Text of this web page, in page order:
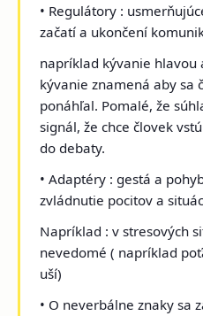
• Regulátory :
začatí a ukončení
napríklad kývanie hlavou
kývanie znamená aby sa
ponáhľal. Pomalé, že
signál, že chce človek
do debaty.
• Adaptéry : gestá a
zvládnutie pocitov a
Napríklad : v stresových
nevedomé ( napríklad
uší)
• O neverbálne znaky sa